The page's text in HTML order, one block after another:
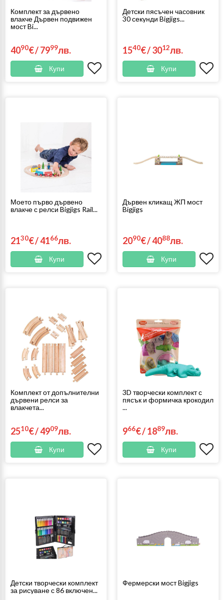
Комплект за дървено
влакче Дървен подвижен
мост Bi...
4090€/7999лв.
Купи
Детски пясъчен часовник
30 секунди Bigjigs...
1540€/3012лв.
Купи
Моето първо дървено
влакче с релси Bigjigs Rail...
2130€/4166лв.
Купи
Дървен кликащ ЖП мост
Bigjigs
2090€/4088лв.
Купи
Комплект от допълнителни
дървени релси за
влакчета...
2510€/4909лв.
Купи
3D творчески комплект с
пясък и формичка крокодил
...
966€/1889лв.
Купи
Детски творчески комплект
за рисуване с 86 включен...
Фермерски мост Bigjigs